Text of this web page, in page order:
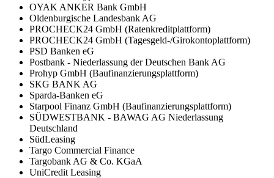
OYAK ANKER Bank GmbH
Oldenburgische Landesbank AG
PROCHECK24 GmbH (Ratenkreditplattform)
PROCHECK24 GmbH (Tagesgeld-/Girokontoplattform)
PSD Banken eG
Postbank - Niederlassung der Deutschen Bank AG
Prohyp GmbH (Baufinanzierungsplattform)
SKG BANK AG
Sparda-Banken eG
Starpool Finanz GmbH (Baufinanzierungsplattform)
SÜDWESTBANK - BAWAG AG Niederlassung
Deutschland
SüdLeasing
Targo Commercial Finance
Targobank AG & Co. KGaA
UniCredit Leasing